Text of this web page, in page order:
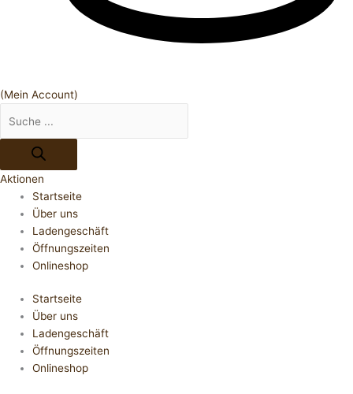
(Mein Account)
Aktionen
Startseite
Über uns
Ladengeschäft
Öffnungszeiten
Onlineshop
Startseite
Über uns
Ladengeschäft
Öffnungszeiten
Onlineshop